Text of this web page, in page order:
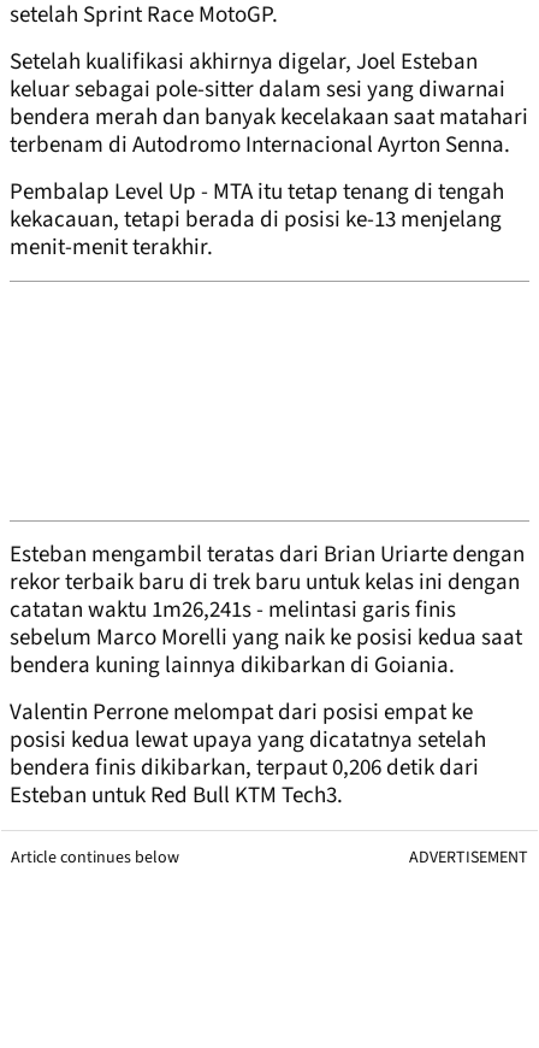
setelah Sprint Race MotoGP.
Setelah kualifikasi akhirnya digelar, Joel Esteban
keluar sebagai pole-sitter dalam sesi yang diwarnai
bendera merah dan banyak kecelakaan saat matahari
terbenam di Autodromo Internacional Ayrton Senna.
Pembalap Level Up - MTA itu tetap tenang di tengah
kekacauan, tetapi berada di posisi ke-13 menjelang
menit-menit terakhir.
Esteban mengambil teratas dari Brian Uriarte dengan
rekor terbaik baru di trek baru untuk kelas ini dengan
catatan waktu 1m26,241s - melintasi garis finis
sebelum Marco Morelli yang naik ke posisi kedua saat
bendera kuning lainnya dikibarkan di Goiania.
Valentin Perrone melompat dari posisi empat ke
posisi kedua lewat upaya yang dicatatnya setelah
bendera finis dikibarkan, terpaut 0,206 detik dari
Esteban untuk Red Bull KTM Tech3.
Article continues below ADVERTISEMENT